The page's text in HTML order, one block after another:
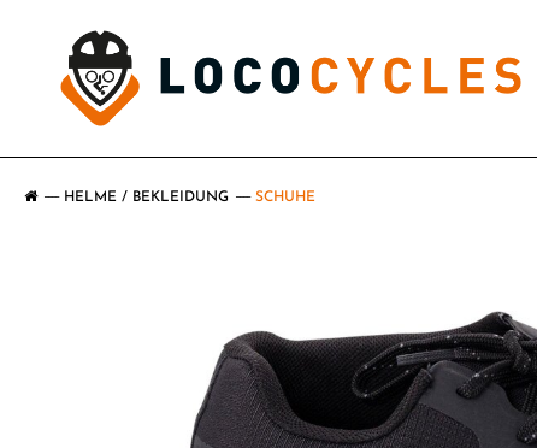
HELME / BEKLEIDUNG SCHUHE